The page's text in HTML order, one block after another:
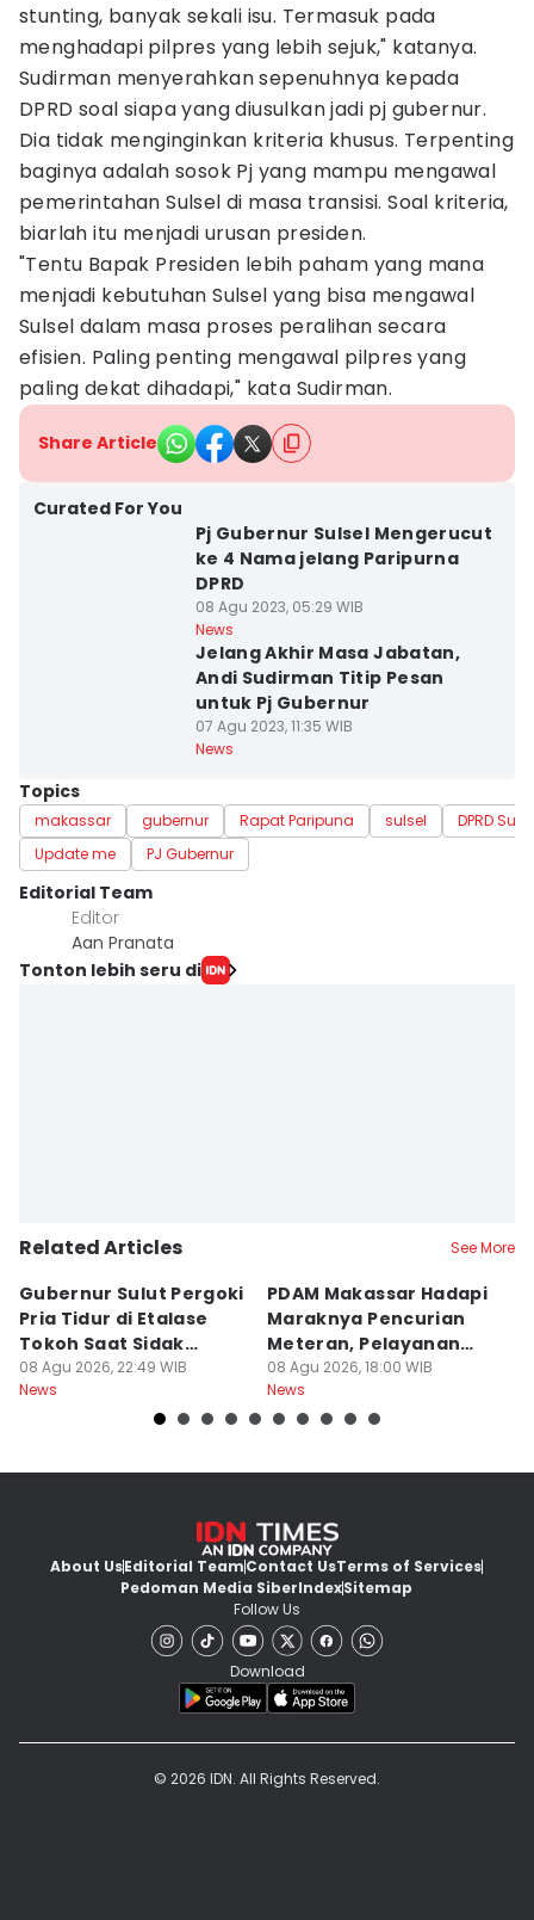
stunting, banyak sekali isu. Termasuk pada
menghadapi pilpres yang lebih sejuk," katanya.
Sudirman menyerahkan sepenuhnya kepada
DPRD soal siapa yang diusulkan jadi pj gubernur.
Dia tidak menginginkan kriteria khusus. Terpenting
baginya adalah sosok Pj yang mampu mengawal
pemerintahan Sulsel di masa transisi. Soal kriteria,
biarlah itu menjadi urusan presiden.
"Tentu Bapak Presiden lebih paham yang mana
menjadi kebutuhan Sulsel yang bisa mengawal
Sulsel dalam masa proses peralihan secara
efisien. Paling penting mengawal pilpres yang
paling dekat dihadapi," kata Sudirman.
Share Article
Curated For You
Pj Gubernur Sulsel Mengerucut
ke 4 Nama jelang Paripurna
DPRD
08 Agu 2023, 05:29 WIB
News
Jelang Akhir Masa Jabatan,
Andi Sudirman Titip Pesan
untuk Pj Gubernur
07 Agu 2023, 11:35 WIB
News
Topics
makassar gubernur Rapat Paripuna sulsel
DPRD
Update me
PJ Gubernur
Editorial Team
Editor
Aan Pranata
Tonton lebih seru di
Related Articles See More
Gubernur Sulut Pergoki
Pria Tidur di Etalase
Tokoh Saat Sidak
Gedung
08 Agu 2026, 22:49 WIB
News
PDAM Makassar Hadapi
Maraknya Pencurian
Meteran, Pelayanan
Ikut Terdampak
08 Agu 2026, 18:00 WIB
News
About UsEditorial TeamContact UsTerms of Services
Pedoman Media SiberIndexSitemap
Follow Us
Download
© 2026 IDN. All Rights Reserved.